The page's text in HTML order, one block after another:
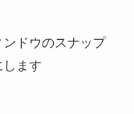
ンドウのスナップ
します